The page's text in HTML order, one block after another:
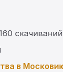
скачиваний
в